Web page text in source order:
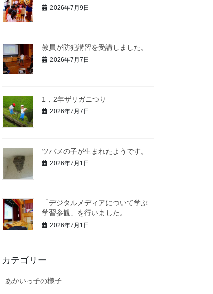
2026年7月9日
教員が防犯講習を受講しました。
2026年7月7日
1，2年ザリガニつり
2026年7月7日
ツバメの子が生まれたようです。
2026年7月1日
「デジタルメディアについて学ぶ
学習参観」を行いました。
2026年7月1日
カテゴリー
あかいっ子の様子